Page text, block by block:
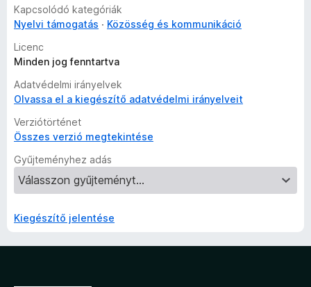
Kapcsolódó kategóriák
Nyelvi támogatás
Közösség és kommunikáció
Licenc
Minden jog fenntartva
Adatvédelmi irányelvek
Olvassa el a kiegészítő adatvédelmi irányelveit
Verziótörténet
Összes verzió megtekintése
Gyűjteményhez adás
Kiegészítő jelentése